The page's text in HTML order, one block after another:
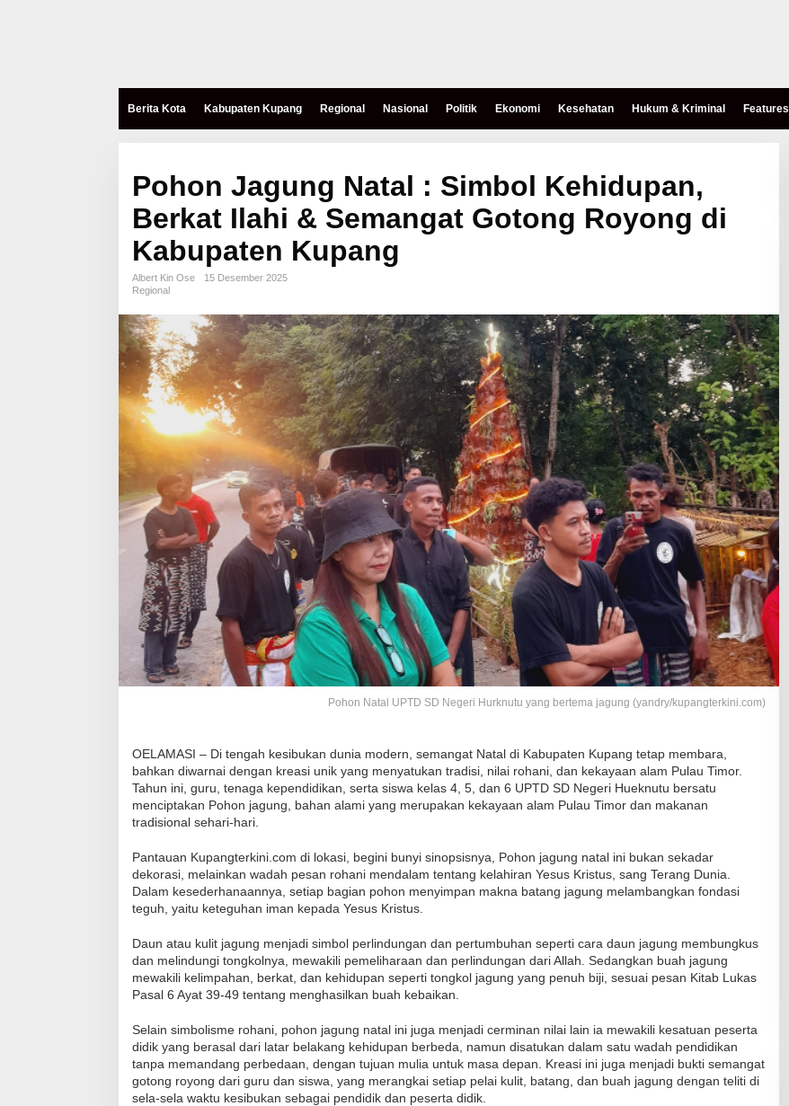
Berita Kota Kabupaten Kupang Regional Nasional Politik Ekonomi Kesehatan Hukum & Kriminal Features
Pohon Jagung Natal : Simbol Kehidupan,
Berkat Ilahi & Semangat Gotong Royong di
Kabupaten Kupang
Albert Kin Ose
15 Desember 2025
Regional
Pohon Natal UPTD SD Negeri Hurknutu yang bertema jagung (yandry/kupangterkini.com)
OELAMASI – Di tengah kesibukan dunia modern, semangat Natal di Kabupaten Kupang tetap membara,
bahkan diwarnai dengan kreasi unik yang menyatukan tradisi, nilai rohani, dan kekayaan alam Pulau Timor.
Tahun ini, guru, tenaga kependidikan, serta siswa kelas 4, 5, dan 6 UPTD SD Negeri Hueknutu bersatu
menciptakan Pohon jagung, bahan alami yang merupakan kekayaan alam Pulau Timor dan makanan
tradisional sehari-hari.
Pantauan Kupangterkini.com di lokasi, begini bunyi sinopsisnya, Pohon jagung natal ini bukan sekadar
dekorasi, melainkan wadah pesan rohani mendalam tentang kelahiran Yesus Kristus, sang Terang Dunia.
Dalam kesederhanaannya, setiap bagian pohon menyimpan makna batang jagung melambangkan fondasi
teguh, yaitu keteguhan iman kepada Yesus Kristus.
Daun atau kulit jagung menjadi simbol perlindungan dan pertumbuhan seperti cara daun jagung membungkus
dan melindungi tongkolnya, mewakili pemeliharaan dan perlindungan dari Allah. Sedangkan buah jagung
mewakili kelimpahan, berkat, dan kehidupan seperti tongkol jagung yang penuh biji, sesuai pesan Kitab Lukas
Pasal 6 Ayat 39-49 tentang menghasilkan buah kebaikan.
Selain simbolisme rohani, pohon jagung natal ini juga menjadi cerminan nilai lain ia mewakili kesatuan peserta
didik yang berasal dari latar belakang kehidupan berbeda, namun disatukan dalam satu wadah pendidikan
tanpa memandang perbedaan, dengan tujuan mulia untuk masa depan. Kreasi ini juga menjadi bukti semangat
gotong royong dari guru dan siswa, yang merangkai setiap pelai kulit, batang, dan buah jagung dengan teliti di
sela-sela waktu kesibukan sebagai pendidik dan peserta didik.